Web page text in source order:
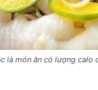
là món ăn có lượng calo